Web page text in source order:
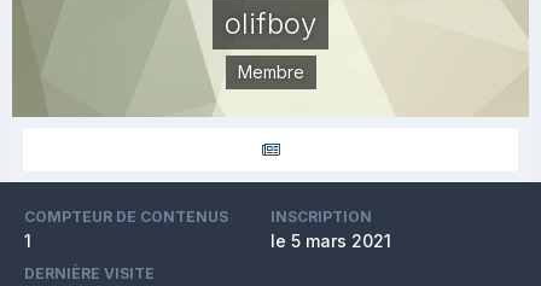
olifboy
Membre
COMPTEUR DE CONTENUS
1
INSCRIPTION
le 5 mars 2021
DERNIÈRE VISITE